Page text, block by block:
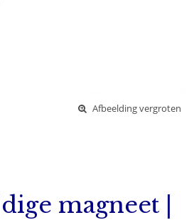
Afbeelding vergroten
magneet |